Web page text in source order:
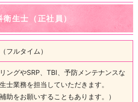
衛生士（正社員）
フルタイム）
ングやSRP、TBI、予防メンテナンスな
士業務を担当していただきます。
補助をお願いすることもあります。）